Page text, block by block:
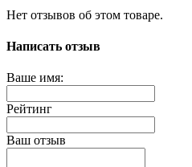
Нет отзывов об этом товаре.
Написать отзыв
Ваше имя:
Рейтинг
Ваш отзыв